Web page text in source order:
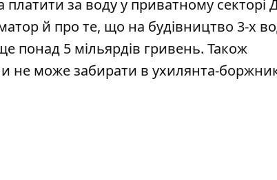
платити за воду у приватному секторі
й про те, що на будівництво 3-х
понад 5 мільярдів гривень. Також
не може забирати в ухилянта-